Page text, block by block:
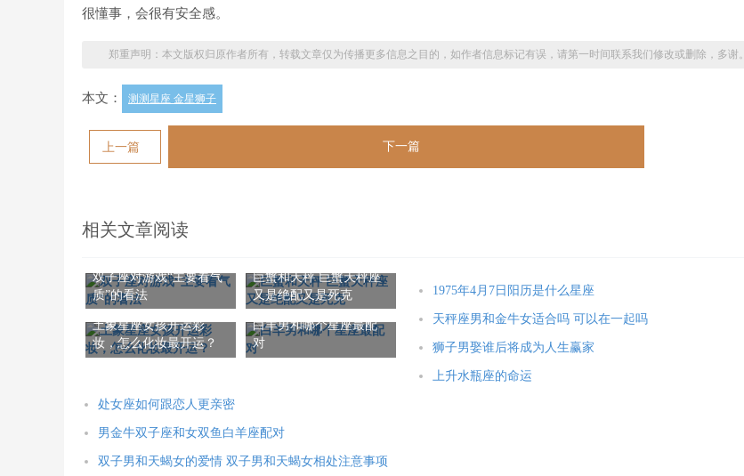
很懂事，会很有安全感。
郑重声明：本文版权归原作者所有，转载文章仅为传播更多信息之目的，如作者信息标记有误，请第一时间联系我们修改或删除，多谢。
本文： 测测星座 金星狮子
上一篇 下一篇
相关文章阅读
双子座对游戏“主要看气
质”的看法
巨蟹和天秤 巨蟹天秤座
又是绝配又是死克
土象星座女孩开运彩
妆，怎么化妆最开运？
白羊男和哪个星座最配
对
1975年4月7日阳历是什么星座
天秤座男和金牛女适合吗 可以在一起吗
狮子男娶谁后将成为人生赢家
上升水瓶座的命运
处女座如何跟恋人更亲密
男金牛双子座和女双鱼白羊座配对
双子男和天蝎女的爱情 双子男和天蝎女相处注意事项